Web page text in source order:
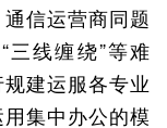
信运营商同题
三线缠绕”等难
建运服各专业
集中办公的模